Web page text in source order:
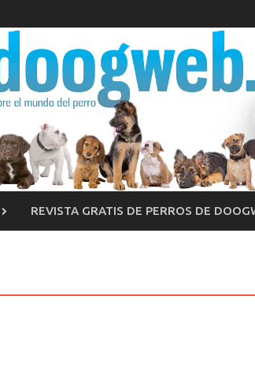
REVISTA GRATIS DE PERROS DE